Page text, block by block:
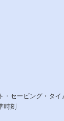
・セービング・タイ
時刻